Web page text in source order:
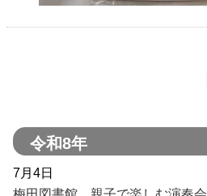
令和8年
7月4日